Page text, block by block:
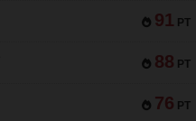
91 PT
88 PT
76 PT